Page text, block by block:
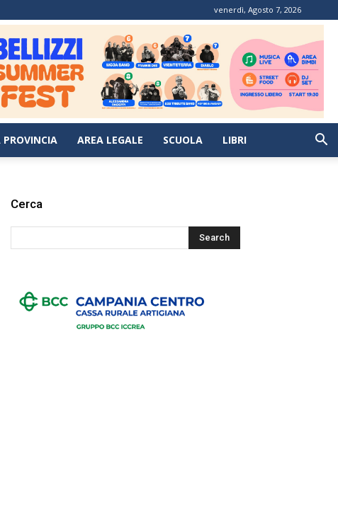
venerdì, Agosto 7, 2026
AREA LEGALE SCUOLA LIBRI
Cerca